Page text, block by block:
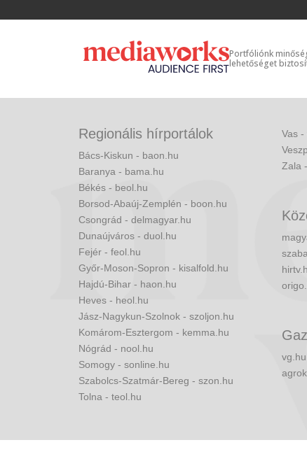
Portfóliónk
lehetőséget
Regionális hírportálok
Bács-Kiskun - baon.hu
Baranya - bama.hu
Békés - beol.hu
Borsod-Abaúj-Zemplén - boon.hu
Csongrád - delmagyar.hu
Dunaújváros - duol.hu
Fejér - feol.hu
Győr-Moson-Sopron - kisalfold.hu
Hajdú-Bihar - haon.hu
Heves - heol.hu
Jász-Nagykun-Szolnok - szoljon.hu
Komárom-Esztergom - kemma.hu
Nógrád - nool.hu
Somogy - sonline.hu
Szabolcs-Szatmár-Bereg - szon.hu
Tolna - teol.hu
Vas -
Zala
vg.hu